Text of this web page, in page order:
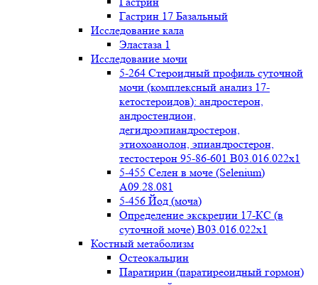
Гастрин 17 Базальный
Исследование кала
Эластаза 1
Исследование мочи
5-264 Стероидный профиль суточной
мочи (комплексный анализ 17-
кетостероидов): андростерон,
андростендион,
дегидроэпиандростерон,
этиохоанолон, эпиандростерон,
тестостерон 95-86-601 B03.016.022x1
5-455 Селен в моче (Selenium)
A09.28.081
5-456 Йод (моча)
Определение экскреции 17-КС (в
суточной моче) B03.016.022x1
Костный метаболизм
Остеокальцин
Паратирин (паратиреоидный гормон)